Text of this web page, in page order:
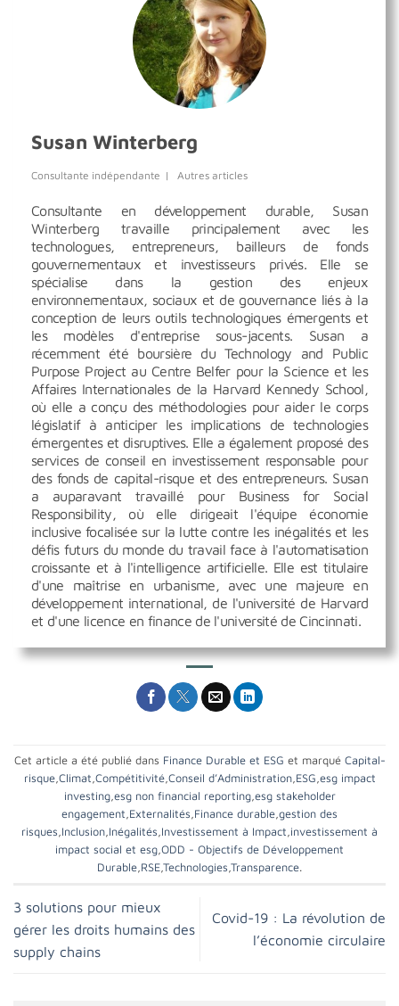
Susan Winterberg
Consultante indépendante | Autres articles
Consultante en développement durable, Susan
Winterberg travaille principalement avec les
technologues, entrepreneurs, bailleurs de fonds
gouvernementaux et investisseurs privés. Elle se
spécialise dans la gestion des enjeux
environnementaux, sociaux et de gouvernance liés à la
conception de leurs outils technologiques émergents et
les modèles d'entreprise sous-jacents. Susan a
récemment été boursière du Technology and Public
Purpose Project au Centre Belfer pour la Science et les
Affaires Internationales de la Harvard Kennedy School,
où elle a conçu des méthodologies pour aider le corps
législatif à anticiper les implications de technologies
émergentes et disruptives. Elle a également proposé des
services de conseil en investissement responsable pour
des fonds de capital-risque et des entrepreneurs. Susan
a auparavant travaillé pour Business for Social
Responsibility, où elle dirigeait l'équipe économie
inclusive focalisée sur la lutte contre les inégalités et les
défis futurs du monde du travail face à l'automatisation
croissante et à l'intelligence artificielle. Elle est titulaire
d'une maîtrise en urbanisme, avec une majeure en
développement international, de l'université de Harvard
et d'une licence en finance de l'université de Cincinnati.
Cet article a été publié dans Finance Durable et ESG et marqué Capital-
risque, Climat Compétitivité, Conseil d’Administration, ESG esg impact
investing, esg non financial reporting, esg stakeholder
engagement Externalités Finance durable gestion des
risques Inclusion Inégalités Investissement à Impact investissement à
impact social et esg ODD - Objectifs de Développement
Durable RSE Technologies Transparence.
3 solutions pour mieux
gérer les droits humains des
supply chains
Covid-19 : La révolution de
l’économie circulaire